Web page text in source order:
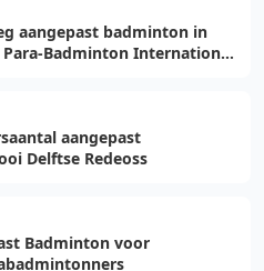
aangepast badminton in
Badminton International
aangepast
Delftse Redeoss
Badminton voor